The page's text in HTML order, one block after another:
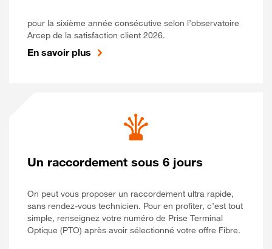
pour la sixième année consécutive selon l’observatoire
Arcep de la satisfaction client 2026.
En savoir plus
Un raccordement sous 6 jours
On peut vous proposer un raccordement ultra rapide,
sans rendez-vous technicien. Pour en profiter, c’est tout
simple, renseignez votre numéro de Prise Terminal
Optique (PTO) après avoir sélectionné votre offre Fibre.